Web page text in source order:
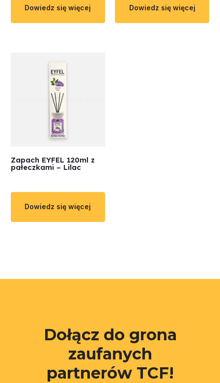
Dowiedz się więcej Dowiedz się więcej
Zapach EYFEL 120ml z
pałeczkami – Lilac
Dowiedz się więcej
Dołącz do grona
zaufanych
partnerów TCF!